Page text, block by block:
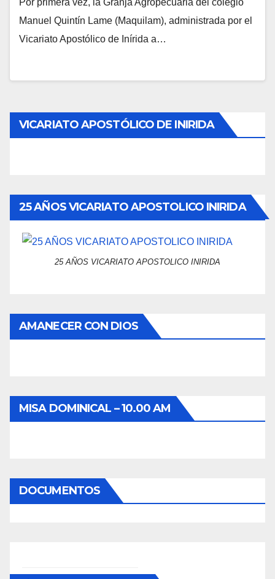
Por primera vez, la Granja Agropecuaria del colegio
Manuel Quintín Lame (Maquilam), administrada por el
Vicariato Apostólico de Inírida a…
VICARIATO APOSTÓLICO DE INIRIDA
25 AÑOS VICARIATO APOSTOLICO INIRIDA
25 AÑOS VICARIATO APOSTOLICO INIRIDA
AMANECER CON DIOS
MISA DOMINICAL – 10.00 AM
DOCUMENTOS